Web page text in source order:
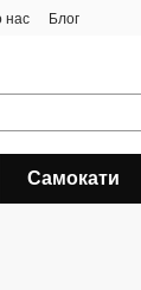
нас Блог
Самокати